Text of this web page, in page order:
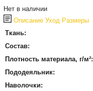
Нет в наличии
Описание Уход Размеры
Ткань:
Состав:
Плотность материала, г/м²:
Пододеяльник:
Наволочки: